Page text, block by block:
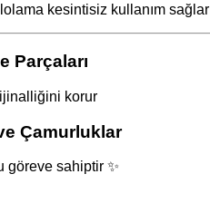
kesintisiz kullanım sağlar
Parçaları
korur
Çamurluklar
göreve sahiptir ✨